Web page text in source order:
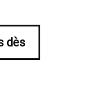
dès